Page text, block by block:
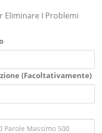
Eliminare I Problemi
(Facoltativamente)